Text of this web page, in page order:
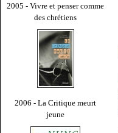
2005 - Vivre et penser comme
des chrétiens
2006 - La Critique meurt
jeune